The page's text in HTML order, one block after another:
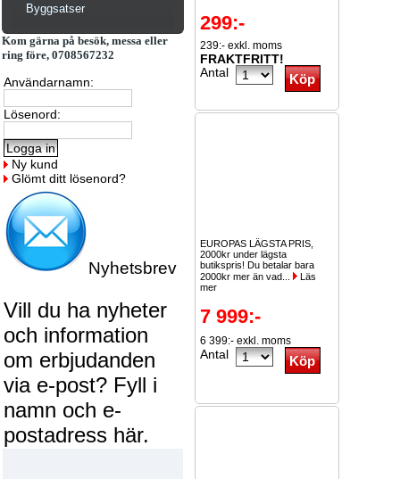
Byggsatser
Kom gärna på besök, messa eller
ring före, 0708567232
Användarnamn:
Lösenord:
Ny kund
Glömt ditt lösenord?
Nyhetsbrev
Vill du ha nyheter
och information
om erbjudanden
via e-post? Fyll i
namn och e-
postadress här.
299:-
239:- exkl. moms
FRAKTFRITT!
Antal
EUROPAS LÄGSTA PRIS,
2000kr under lägsta
butikspris! Du betalar bara
2000kr mer än vad...
Läs
mer
7 999:-
6 399:- exkl. moms
Antal